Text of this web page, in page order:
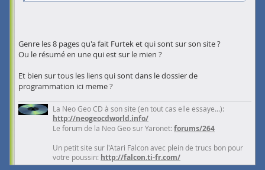
Genre les 8 pages qu'a fait Furtek et qui sont sur son site ?
Ou le résumé en une qui est sur le mien ?
Et bien sur tous les liens qui sont dans le dossier de
programmation ici meme ?
La Neo Geo CD à son site (en tout cas elle essaye...):
http://neogeocdworld.info/
Le forum de la Neo Geo sur Yaronet: forums/264
Un petit site sur l'Atari Falcon avec plein de trucs bon pour
votre poussin: http://falcon.ti-fr.com/